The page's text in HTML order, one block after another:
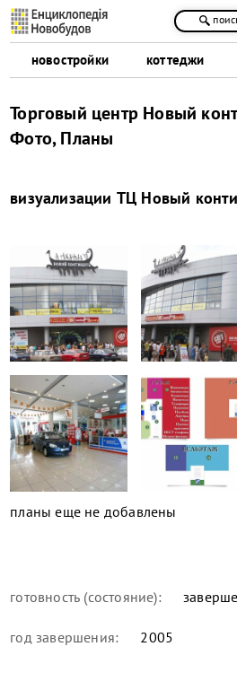
новостройки коттеджи
Торговый центр Новый
Фото, Планы
визуализации ТЦ Новый
планы еще не добавлены
готовность (состояние):
год завершения: 2005